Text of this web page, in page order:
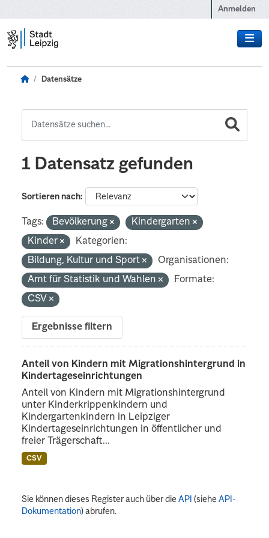
Anmelden
Datensätze
1 Datensatz gefunden
Sortieren nach
Tags: Bevölkerung
Kindergarten
Kinder
Kategorien:
Bildung, Kultur und Sport
Organisationen:
Amt für Statistik und Wahlen
Formate:
CSV
Ergebnisse filtern
Anteil von Kindern mit Migrationshintergrund in
Kindertageseinrichtungen
Anteil von Kindern mit Migrationshintergrund
unter Kinderkrippenkindern und
Kindergartenkindern in Leipziger
Kindertageseinrichtungen in öffentlicher und
freier Trägerschaft...
CSV
Sie können dieses Register auch über dieAPI (sieheAPI-
Dokumentation) abrufen.